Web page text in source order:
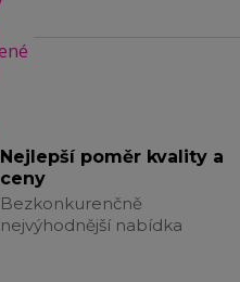
Nejlepší poměr kvality a
ceny
Bezkonkurenčně
nejvýhodnější nabídka